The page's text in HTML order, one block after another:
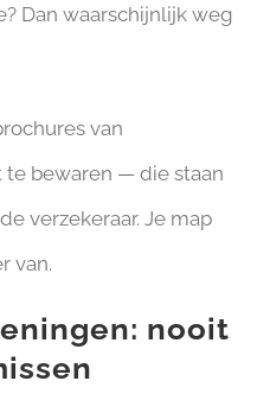
Dan waarschijnlijk weg
van
te bewaren — die staan
verzekeraar. Je map
van.
nooit